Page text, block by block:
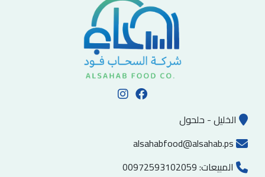
الخليل - حلحول
alsahabfood@alsahab.ps
المبيعات:00972593102059